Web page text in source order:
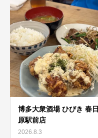
博多大衆酒場 ひびき 春日
原駅前店
2026.8.3